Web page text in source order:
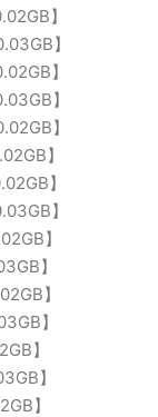
】
】
】
】
】
】
】
】
】
】
】
】
】
】
】